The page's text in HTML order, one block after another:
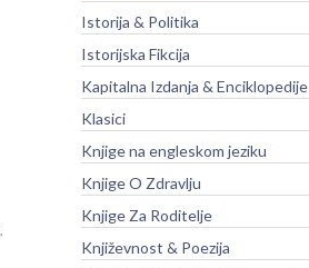
Istorija & Politika
Istorijska Fikcija
Kapitalna Izdanja & Enciklopedije
Klasici
Knjige na engleskom jeziku
Knjige O Zdravlju
Knjige Za Roditelje
Književnost & Poezija